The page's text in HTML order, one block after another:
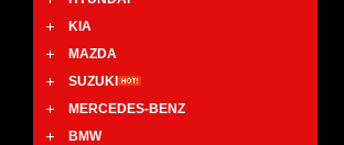
KIA
MAZDA
SUZUKI
MERCEDES-BENZ
BMW